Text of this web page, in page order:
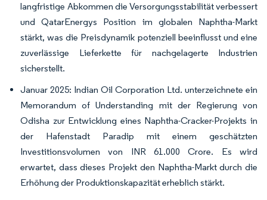
langfristige Abkommen die Versorgungsstabilität verbessert
und QatarEnergys Position im globalen Naphtha-Markt
stärkt, was die Preisdynamik potenziell beeinflusst und eine
zuverlässige Lieferkette für nachgelagerte Industrien
sicherstellt.
Januar 2025: Indian Oil Corporation Ltd. unterzeichnete ein
Memorandum of Understanding mit der Regierung von
Odisha zur Entwicklung eines Naphtha-Cracker-Projekts in
der Hafenstadt Paradip mit einem geschätzten
Investitionsvolumen von INR 61.000 Crore. Es wird
erwartet, dass dieses Projekt den Naphtha-Markt durch die
Erhöhung der Produktionskapazität erheblich stärkt.